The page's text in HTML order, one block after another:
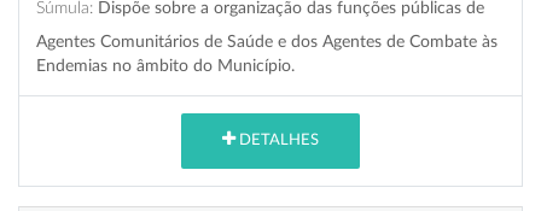
Súmula: Dispõe sobre a organização das funções públicas de
Agentes Comunitários de Saúde e dos Agentes de Combate às
Endemias no âmbito do Município.
DETALHES